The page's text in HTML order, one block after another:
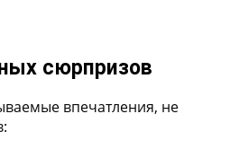
сюрпризов
впечатления, не